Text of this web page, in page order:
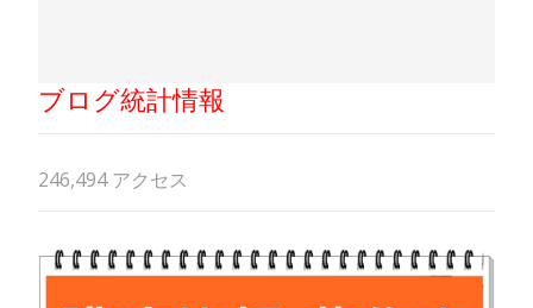
ブログ統計情報
246,494 アクセス